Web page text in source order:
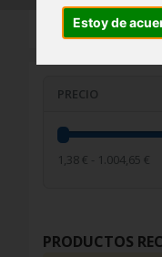
Estoy de
Página de inicio
PRECIO
1,38 € - 1.004,65 €
PRODUCTOS